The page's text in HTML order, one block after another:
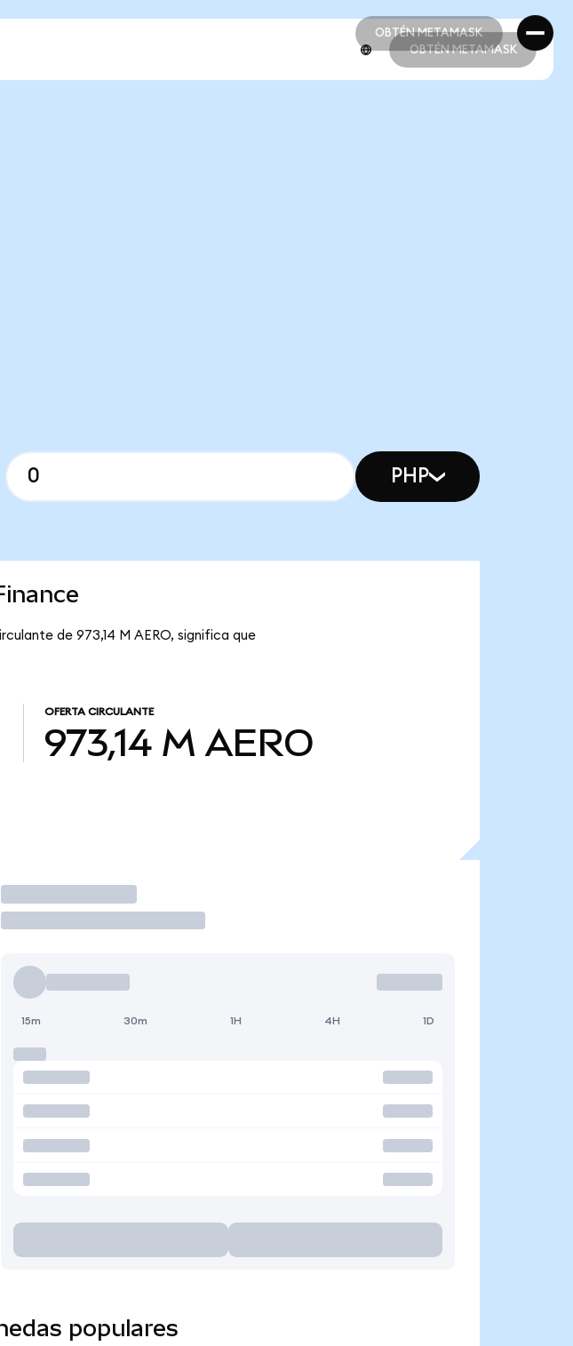
OBTÉN METAMASK
OBTÉN METAMASK
OBTÉN METAMASK
PHP
de 973,14 M AERO, significa que
OFERTA CIRCULANTE
973,14 M AERO
Operar
15m 30m 1H 4H 1D
populares